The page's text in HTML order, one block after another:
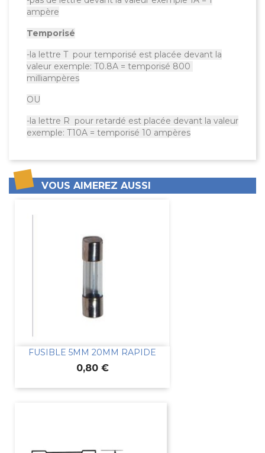
ampère
Temporisé
-la lettre T pour temporisé est placée devant la
valeur exemple: T0.8A = temporisé 800
milliampères
OU
-la lettre R pour retardé est placée devant la valeur
exemple: T10A = temporisé 10 ampères
VOUS AIMEREZ AUSSI
FUSIBLE 5MM 20MM RAPIDE
Prix
0,80 €